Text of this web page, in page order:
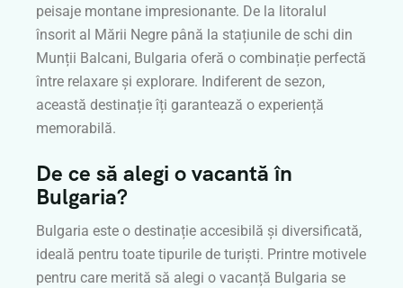
peisaje montane impresionante. De la litoralul
însorit al Mării Negre până la stațiunile de schi din
Munții Balcani, Bulgaria oferă o combinație perfectă
între relaxare și explorare. Indiferent de sezon,
această destinație îți garantează o experiență
memorabilă.
De ce să alegi o vacantă în
Bulgaria?
Bulgaria este o destinație accesibilă și diversificată,
ideală pentru toate tipurile de turiști. Printre motivele
pentru care merită să alegi o vacanță Bulgaria se